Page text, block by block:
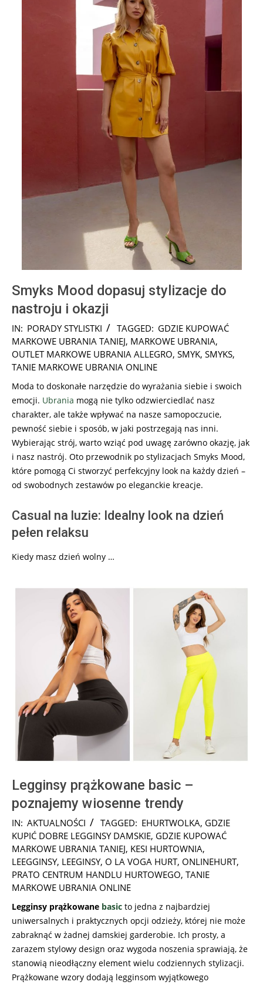
Smyks Mood dopasuj stylizacje do
nastroju i okazji
2024-
12-
20
IN: PORADY STYLISTKI TAGGED: GDZIE KUPOWAĆ
MARKOWE UBRANIA TANIEJ, MARKOWE UBRANIA,
OUTLET MARKOWE UBRANIA ALLEGRO, SMYK, SMYKS,
TANIE MARKOWE UBRANIA ONLINE
Moda to doskonałe narzędzie do wyrażania siebie i swoich
emocji. Ubrania mogą nie tylko odzwierciedlać nasz
charakter, ale także wpływać na nasze samopoczucie,
pewność siebie i sposób, w jaki postrzegają nas inni.
Wybierając strój, warto wziąć pod uwagę zarówno okazję, jak
i nasz nastrój. Oto przewodnik po stylizacjach Smyks Mood,
które pomogą Ci stworzyć perfekcyjny look na każdy dzień –
od swobodnych zestawów po eleganckie kreacje.
Casual na luzie: Idealny look na dzień
pełen relaksu
Kiedy masz dzień wolny …
Legginsy prążkowane basic –
poznajemy wiosenne trendy
2024-
11-
25
IN: AKTUALNOŚCI TAGGED: EHURTWOLKA, GDZIE
KUPIĆ DOBRE LEGGINSY DAMSKIE, GDZIE KUPOWAĆ
MARKOWE UBRANIA TANIEJ, KESI HURTOWNIA,
LEEGGINSY, LEEGINSY, O LA VOGA HURT, ONLINEHURT,
PRATO CENTRUM HANDLU HURTOWEGO, TANIE
MARKOWE UBRANIA ONLINE
Legginsy prążkowane basic to jedna z najbardziej
uniwersalnych i praktycznych opcji odzieży, której nie może
zabraknąć w żadnej damskiej garderobie. Ich prosty, a
zarazem stylowy design oraz wygoda noszenia sprawiają, że
stanowią nieodłączny element wielu codziennych stylizacji.
Prążkowane wzory dodają legginsom wyjątkowego